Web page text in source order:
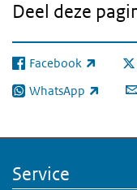
Deel deze
Facebook
(externe link)
WhatsApp
(externe link)
Service